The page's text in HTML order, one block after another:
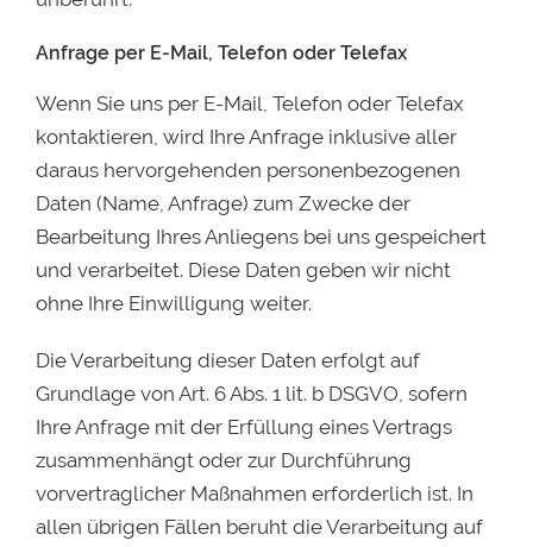
Anfrage per E-Mail, Telefon oder Telefax
Wenn Sie uns per E-Mail, Telefon oder Telefax
kontaktieren, wird Ihre Anfrage inklusive aller
daraus hervorgehenden personenbezogenen
Daten (Name, Anfrage) zum Zwecke der
Bearbeitung Ihres Anliegens bei uns gespeichert
und verarbeitet. Diese Daten geben wir nicht
ohne Ihre Einwilligung weiter.
Die Verarbeitung dieser Daten erfolgt auf
Grundlage von Art. 6 Abs. 1 lit. b DSGVO, sofern
Ihre Anfrage mit der Erfüllung eines Vertrags
zusammenhängt oder zur Durchführung
vorvertraglicher Maßnahmen erforderlich ist. In
allen übrigen Fällen beruht die Verarbeitung auf